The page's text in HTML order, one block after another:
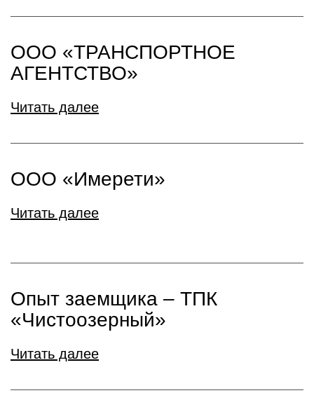
ООО «ТРАНСПОРТНОЕ
АГЕНТСТВО»
Читать далее
ООО «Имерети»
Читать далее
Опыт заемщика – ТПК
«Чистоозерный»
Читать далее